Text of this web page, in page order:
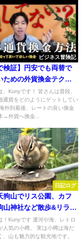
ビジネス冒険記
検証】円安でも両替で
ための外貨換金テクニ
メリカドル(USD)を挟ん
貨に！
、Kunyです！ 皆さんは普段、
通貨をどのようにゲットしてい
外到着後、レートの良い換金
→外貨へ換金...
日記ログ
狗山でリス公園、カフ
山神社など散歩&リラッ
ムを楽しむ！
！Kunyです 運河や海、レトロ
人気の小樽。 実は小樽は海だ
、山も魅力的な観光地です。